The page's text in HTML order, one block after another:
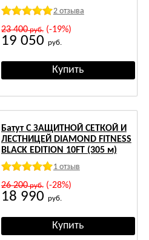
2 отзыва
23 400руб.(-19%)
19 050 руб.
Батут С ЗАЩИТНОЙ СЕТКОЙ И
ЛЕСТНИЦЕЙ DIAMOND FITNESS
BLACK EDITION 10FT (305 м)
1 отзыв
26 200руб.(-28%)
18 990 руб.